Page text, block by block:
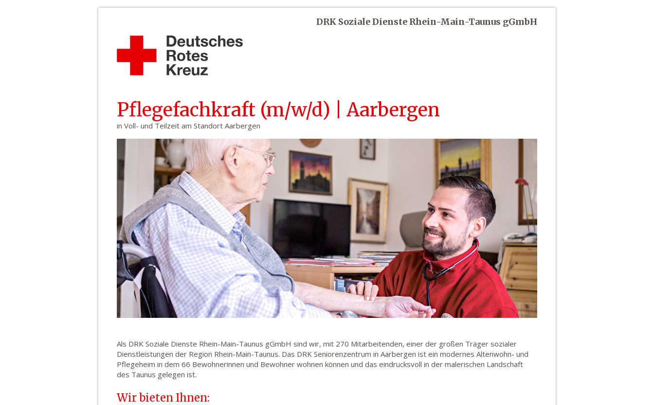
DRK Soziale Dienste Rhein-Main-Taunus gGmbH
Pflegefachkraft (m/w/d) | Aarbergen
in Voll- und Teilzeit am Standort Aarbergen
Als DRK Soziale Dienste Rhein-Main-Taunus gGmbH sind wir, mit 270 Mitarbeitenden, einer der großen Träger sozialer
Dienstleistungen der Region Rhein-Main-Taunus. Das DRK Seniorenzentrum in Aarbergen ist ein modernes Altenwohn- und
Pflegeheim in dem 66 Bewohnerinnen und Bewohner wohnen können und das eindrucksvoll in der malerischen Landschaft
des Taunus gelegen ist.
Wir bieten Ihnen: